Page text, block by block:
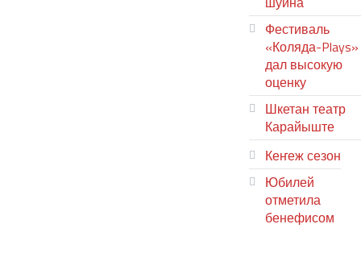
Фестиваль
«Коляда-Plays»
дал высокую
оценку
Шкетан театр
Карайыште
Кеҥеж сезон
Юбилей
отметила
бенефисом